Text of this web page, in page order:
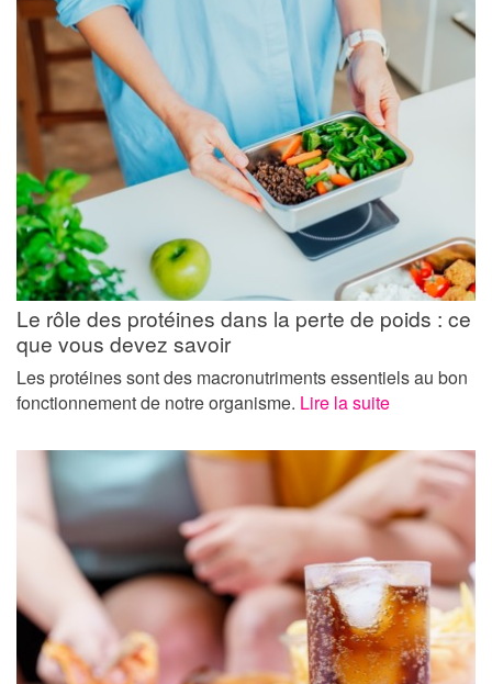
Le rôle des protéines dans la perte de poids : ce
que vous devez savoir
Les protéines sont des macronutriments essentiels au bon
fonctionnement de notre organisme. Lire la suite